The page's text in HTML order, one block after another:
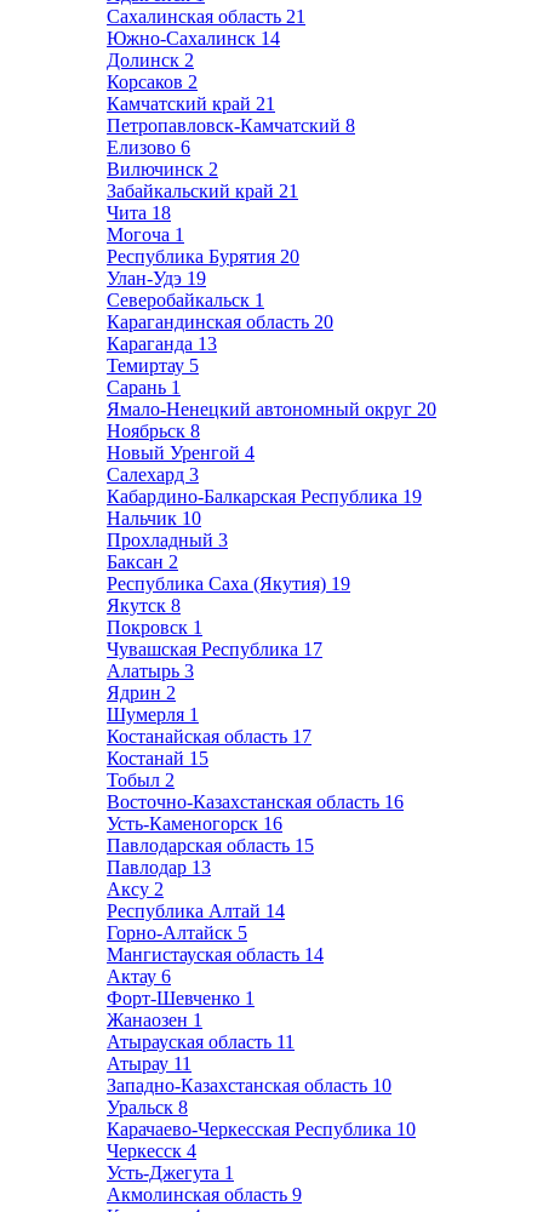
Сахалинская область 21
Южно-Сахалинск 14
Долинск 2
Корсаков 2
Камчатский край 21
Петропавловск-Камчатский 8
Елизово 6
Вилючинск 2
Забайкальский край 21
Чита 18
Могоча 1
Республика Бурятия 20
Улан-Удэ 19
Северобайкальск 1
Карагандинская область 20
Караганда 13
Темиртау 5
Сарань 1
Ямало-Ненецкий автономный округ 20
Ноябрьск 8
Новый Уренгой 4
Салехард 3
Кабардино-Балкарская Республика 19
Нальчик 10
Прохладный 3
Баксан 2
Республика Саха (Якутия) 19
Якутск 8
Покровск 1
Чувашская Республика 17
Алатырь 3
Ядрин 2
Шумерля 1
Костанайская область 17
Костанай 15
Тобыл 2
Восточно-Казахстанская область 16
Усть-Каменогорск 16
Павлодарская область 15
Павлодар 13
Аксу 2
Республика Алтай 14
Горно-Алтайск 5
Мангистауская область 14
Актау 6
Форт-Шевченко 1
Жанаозен 1
Атырауская область 11
Атырау 11
Западно-Казахстанская область 10
Уральск 8
Карачаево-Черкесская Республика 10
Черкесск 4
Усть-Джегута 1
Акмолинская область 9